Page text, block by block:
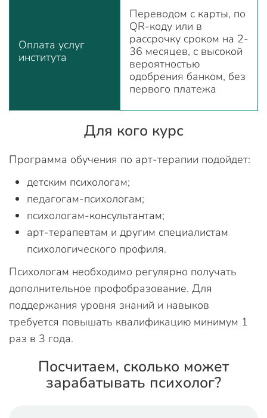
Оплата услуг
института
Переводом с карты, по
QR-коду или в
рассрочку сроком на 2-
36 месяцев, с высокой
вероятностью
одобрения банком, без
первого платежа
Для кого курс
Программа обучения по арт-терапии подойдет:
детским психологам;
педагогам-психологам;
психологам-консультантам;
арт-терапевтам и другим специалистам
психологического профиля.
Психологам необходимо регулярно получать
дополнительное профобразование. Для
поддержания уровня знаний и навыков
требуется повышать квалификацию минимум 1
раз в 3 года.
Посчитаем, сколько может
зарабатывать психолог?